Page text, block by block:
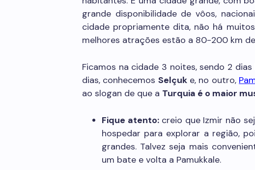
grande disponibilidade de vôos,
cidade propriamente dita, não há
melhores atrações estão a 80-200 km
Ficamos na cidade 3 noites, sendo 2
dias, conhecemos Selçuke, no outro,
ao slogan de que a Turquia é o maior
Fique atento:creio que Izmir não
hospedar para explorar a região,
grandes. Talvez seja mais
um bate e volta a Pamukkale.